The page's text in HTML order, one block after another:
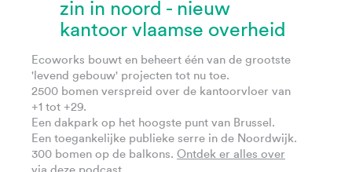
zin in noord - nieuw
kantoor vlaamse overheid
Ecoworks bouwt en beheert één van de grootste
'levend gebouw' projecten tot nu toe.
2500 bomen verspreid over de kantoorvloer van
+1 tot +29.
Een dakpark op het hoogste punt van Brussel.
Een toegankelijke publieke serre in de Noordwijk.
300 bomen op de balkons. Ontdek er alles over